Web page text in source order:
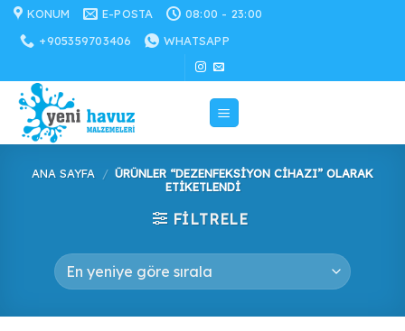
İçeriğe
atla
KONUM E-POSTA
08:00 - 23:00
+905359703406
WHATSAPP
ANA SAYFA / ÜRÜNLER “DEZENFEKSIYON CIHAZI” OLARAK
ETIKETLENDI
FILTRELE